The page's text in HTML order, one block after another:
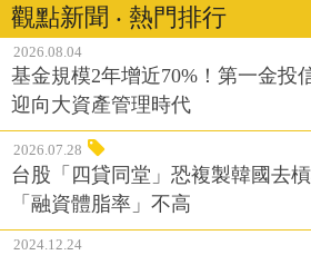
觀點新聞 ‧ 熱門排行
2026.08.04
基金規模2年增近70%！第一金投
迎向大資產管理時代
2026.07.28
台股「四貸同堂」恐複製韓國去
「融資體脂率」不高
2024.12.24